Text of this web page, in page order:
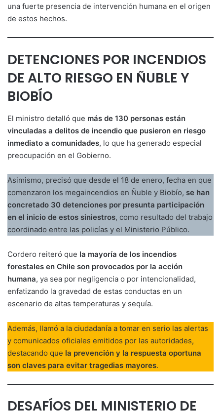
una fuerte presencia de intervención humana en el origen
de estos hechos.
DETENCIONES POR INCENDIOS
DE ALTO RIESGO EN ÑUBLE Y
BIOBÍO
El ministro detalló que más de 130 personas están
vinculadas a delitos de incendio que pusieron en riesgo
inmediato a comunidades, lo que ha generado especial
preocupación en el Gobierno.
Asimismo, precisó que desde el 18 de enero, fecha en que
comenzaron los megaincendios en Ñuble y Biobío, se han
concretado 30 detenciones por presunta participación
en el inicio de estos siniestros, como resultado del trabajo
coordinado entre las policías y el Ministerio Público.
Cordero reiteró que la mayoría de los incendios
forestales en Chile son provocados por la acción
humana, ya sea por negligencia o por intencionalidad,
enfatizando la gravedad de estas conductas en un
escenario de altas temperaturas y sequía.
Además, llamó a la ciudadanía a tomar en serio las alertas
y comunicados oficiales emitidos por las autoridades,
destacando que la prevención y la respuesta oportuna
son claves para evitar tragedias mayores.
DESAFÍOS DEL MINISTERIO DE